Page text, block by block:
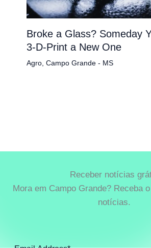
Broke a Glass? Someday
3-D-Print a New One
Agro, Campo Grande - MS
Receber notícias
Mora em Campo Grande? Receba
notícias.